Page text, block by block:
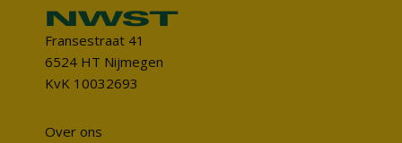
Fransestraat 41
6524 HT Nijmegen
KvK 10032693
Over ons